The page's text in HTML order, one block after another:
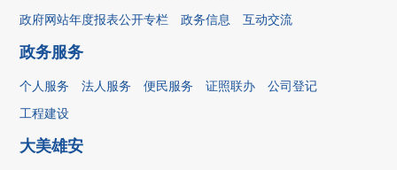
政府网站年度报表公开专栏
政务信息 互动交流
政务服务
个人服务 法人服务 便民服务 证照联办
公司登记
工程建设
大美雄安